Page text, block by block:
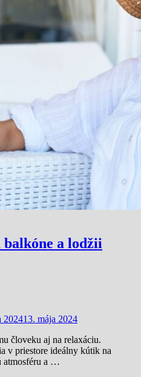
a lodžii
202413. mája 2024
človeku aj na relaxáciu.
v priestore ideálny kútik na
atmosféru a …